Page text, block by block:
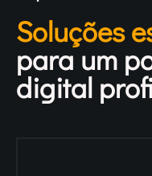
Soluções
para um
digital